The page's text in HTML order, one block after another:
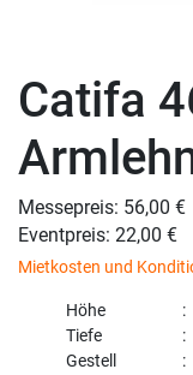
Catifa
Messepreis: 56,00 €
Eventpreis: 22,00 €
Mietkosten und
Höhe
Tiefe
Gestell